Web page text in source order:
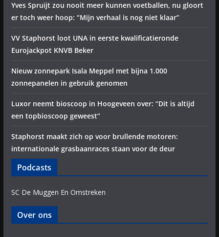
Yves Spruijt zou nooit meer kunnen voetballen, nu gloort
er toch weer hoop: “Mijn verhaal is nog niet klaar”
VV Staphorst loot UNA in eerste kwalificatieronde
Eurojackpot KNVB Beker
Nieuw zonnepark Isala Meppel met bijna 1.000
zonnepanelen in gebruik genomen
Luxor neemt bioscoop in Hoogeveen over: “Dit is altijd
een topbioscoop geweest”
Staphorst maakt zich op voor brullende motoren:
internationale grasbaanraces staan voor de deur
Podcasts
SC De Muggen En Omstreken
Over ons